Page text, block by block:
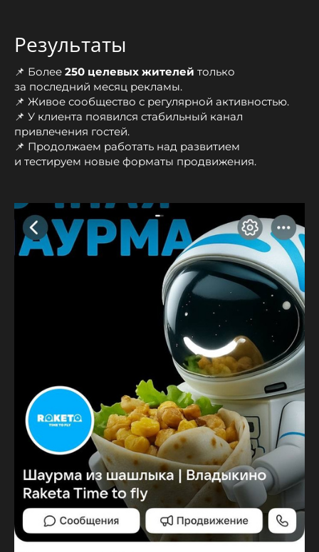
Результаты
📌 Более 250 целевых жителей только
за последний месяц рекламы.
📌 Живое сообщество с регулярной активностью.
📌 У клиента появился стабильный канал
привлечения гостей.
📌 Продолжаем работать над развитием
и тестируем новые форматы продвижения.